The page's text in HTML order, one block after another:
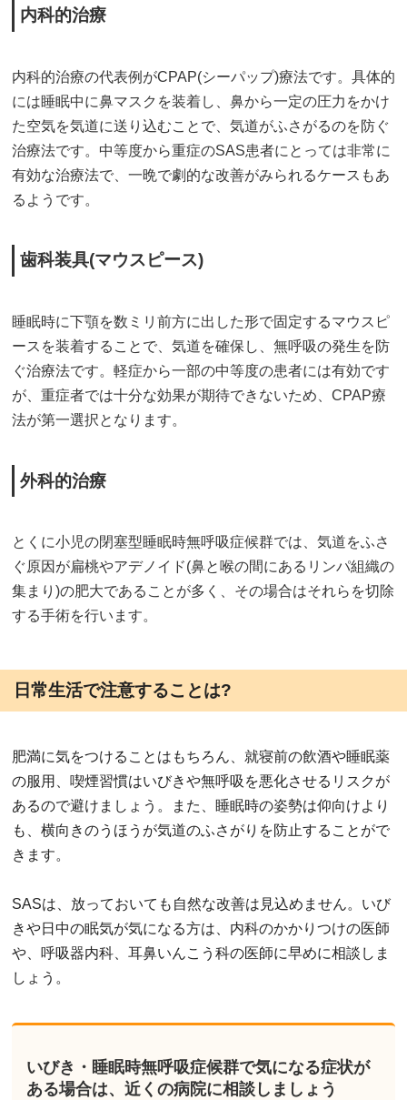
内科的治療
内科的治療の代表例がCPAP(シーパップ)療法です。具体的
には睡眠中に鼻マスクを装着し、鼻から一定の圧力をかけ
た空気を気道に送り込むことで、気道がふさがるのを防ぐ
治療法です。中等度から重症のSAS患者にとっては非常に
有効な治療法で、一晩で劇的な改善がみられるケースもあ
るようです。
歯科装具(マウスピース)
睡眠時に下顎を数ミリ前方に出した形で固定するマウスピ
ースを装着することで、気道を確保し、無呼吸の発生を防
ぐ治療法です。軽症から一部の中等度の患者には有効です
が、重症者では十分な効果が期待できないため、CPAP療
法が第一選択となります。
外科的治療
とくに小児の閉塞型睡眠時無呼吸症候群では、気道をふさ
ぐ原因が扁桃やアデノイド(鼻と喉の間にあるリンパ組織の
集まり)の肥大であることが多く、その場合はそれらを切除
する手術を行います。
日常生活で注意することは?
肥満に気をつけることはもちろん、就寝前の飲酒や睡眠薬
の服用、喫煙習慣はいびきや無呼吸を悪化させるリスクが
あるので避けましょう。また、睡眠時の姿勢は仰向けより
も、横向きのうほうが気道のふさがりを防止することがで
きます。
SASは、放っておいても自然な改善は見込めません。いび
きや日中の眠気が気になる方は、内科のかかりつけの医師
や、呼吸器内科、耳鼻いんこう科の医師に早めに相談しま
しょう。
いびき・睡眠時無呼吸症候群で気になる症状が
ある場合は、近くの病院に相談しましょう